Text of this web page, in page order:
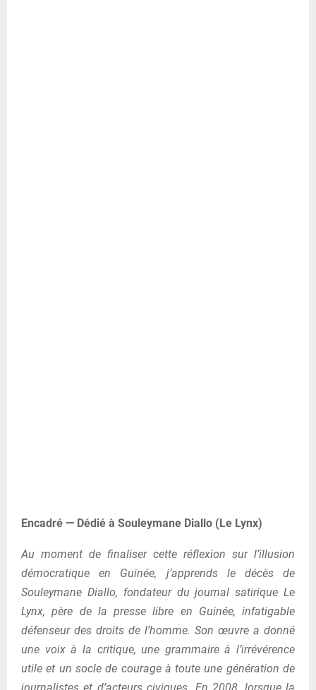
Encadré — Dédié à Souleymane Diallo (Le Lynx)
Au moment de finaliser cette réflexion sur l’illusion
démocratique en Guinée, j’apprends le décès de
Souleymane Diallo, fondateur du journal satirique Le
Lynx, père de la presse libre en Guinée, infatigable
défenseur des droits de l’homme. Son œuvre a donné
une voix à la critique, une grammaire à l’irrévérence
utile et un socle de courage à toute une génération de